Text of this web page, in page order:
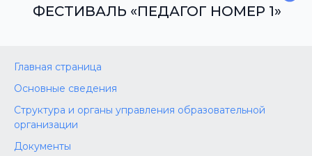
ФЕСТИВАЛЬ «ПЕДАГОГ НОМЕР 1»
Главная страница
Основные сведения
Структура и органы управления образовательной
организации
Документы